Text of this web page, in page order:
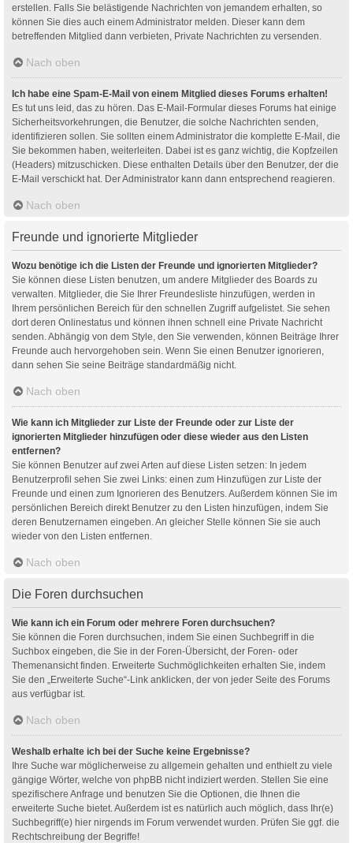
erstellen. Falls Sie belästigende Nachrichten von jemandem erhalten, so
können Sie dies auch einem Administrator melden. Dieser kann dem
betreffenden Mitglied dann verbieten, Private Nachrichten zu versenden.
Nach oben
Ich habe eine Spam-E-Mail von einem Mitglied dieses Forums erhalten!
Es tut uns leid, das zu hören. Das E-Mail-Formular dieses Forums hat einige
Sicherheitsvorkehrungen, die Benutzer, die solche Nachrichten senden,
identifizieren sollen. Sie sollten einem Administrator die komplette E-Mail, die
Sie bekommen haben, weiterleiten. Dabei ist es ganz wichtig, die Kopfzeilen
(Headers) mitzuschicken. Diese enthalten Details über den Benutzer, der die
E-Mail verschickt hat. Der Administrator kann dann entsprechend reagieren.
Nach oben
Freunde und ignorierte Mitglieder
Wozu benötige ich die Listen der Freunde und ignorierten Mitglieder?
Sie können diese Listen benutzen, um andere Mitglieder des Boards zu
verwalten. Mitglieder, die Sie Ihrer Freundesliste hinzufügen, werden in
Ihrem persönlichen Bereich für den schnellen Zugriff aufgelistet. Sie sehen
dort deren Onlinestatus und können ihnen schnell eine Private Nachricht
senden. Abhängig von dem Style, den Sie verwenden, können Beiträge Ihrer
Freunde auch hervorgehoben sein. Wenn Sie einen Benutzer ignorieren,
dann sehen Sie seine Beiträge standardmäßig nicht.
Nach oben
Wie kann ich Mitglieder zur Liste der Freunde oder zur Liste der
ignorierten Mitglieder hinzufügen oder diese wieder aus den Listen
entfernen?
Sie können Benutzer auf zwei Arten auf diese Listen setzen: In jedem
Benutzerprofil sehen Sie zwei Links: einen zum Hinzufügen zur Liste der
Freunde und einen zum Ignorieren des Benutzers. Außerdem können Sie im
persönlichen Bereich direkt Benutzer zu den Listen hinzufügen, indem Sie
deren Benutzernamen eingeben. An gleicher Stelle können Sie sie auch
wieder von den Listen entfernen.
Nach oben
Die Foren durchsuchen
Wie kann ich ein Forum oder mehrere Foren durchsuchen?
Sie können die Foren durchsuchen, indem Sie einen Suchbegriff in die
Suchbox eingeben, die Sie in der Foren-Übersicht, der Foren- oder
Themenansicht finden. Erweiterte Suchmöglichkeiten erhalten Sie, indem
Sie den „Erweiterte Suche“-Link anklicken, der von jeder Seite des Forums
aus verfügbar ist.
Nach oben
Weshalb erhalte ich bei der Suche keine Ergebnisse?
Ihre Suche war möglicherweise zu allgemein gehalten und enthielt zu viele
gängige Wörter, welche von phpBB nicht indiziert werden. Stellen Sie eine
spezifischere Anfrage und benutzen Sie die Optionen, die Ihnen die
erweiterte Suche bietet. Außerdem ist es natürlich auch möglich, dass Ihr(e)
Suchbegriff(e) hier nirgends im Forum verwendet wurden. Prüfen Sie ggf. die
Rechtschreibung der Begriffe!